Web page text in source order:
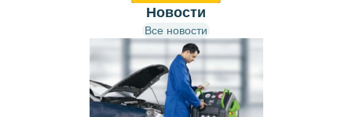
Новости
Все новости